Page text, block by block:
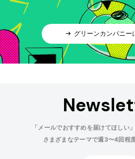
グリーンカンパニー
「メールでおすすめを届けてほしい
さまざまなテーマで週3〜4回程